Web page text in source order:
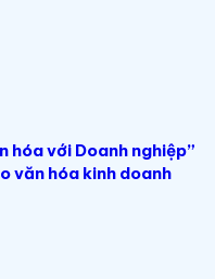
hóa với Doanh nghiệp”
văn hóa kinh doanh